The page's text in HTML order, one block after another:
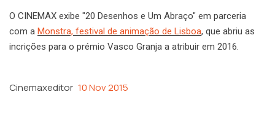
O CINEMAX exibe "20 Desenhos e Um Abraço" em parceria
com a Monstra, festival de animação de Lisboa, que abriu as
incrições para o prémio Vasco Granja a atribuir em 2016.
Cinemaxeditor 10 Nov 2015